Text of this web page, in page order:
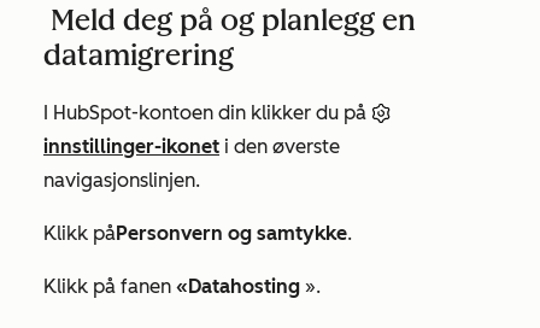
Meld deg på og planlegg en
datamigrering
I HubSpot-kontoen din klikker du på
innstillinger-ikonet i den øverste
navigasjonslinjen.
Klikk påPersonvern og samtykke.
Klikk på fanen «Datahosting ».